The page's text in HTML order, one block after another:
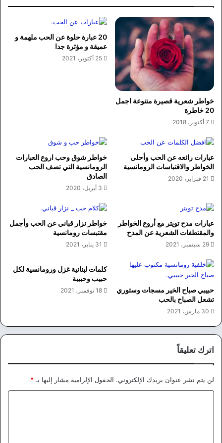
خواطر شعرية قصيرة متنوعة اجمل
20 خاطرة
7 أكتوبر، 2018
20 عبارة حلوة عن الحب ملهمة و
عميقة و مؤثرة جدا
25 أكتوبر، 2021
عبارات رائعه عن الحب وأحلى
الخواطر والاقتباسات الرومانسية
21 فبراير، 2020
خواطر شوق وحب اروع العبارات
الرومانسية التي تصف الحب
الصادق
3 أبريل، 2020
عبارات مدح تويتر مع أروع الخواطر
والمقتطفات الشعرية عن المدح
29 سبتمبر، 2021
خواطر نزار قباني عن الحب وأجمل
مقتبسات رومانسية
31 يناير، 2021
حبيبي صباح الخير مسجات وستوري
تشعل الصباح بالحب
30 مارس، 2021
كلمات لبنانية غزل ورومانسية لكل
حبيب وحبيبة
18 نوفمبر، 2021
اترك تعليقاً
لن يتم نشر عنوان بريدك الإلكتروني. الحقول الإلزامية مشار إليها بـ *